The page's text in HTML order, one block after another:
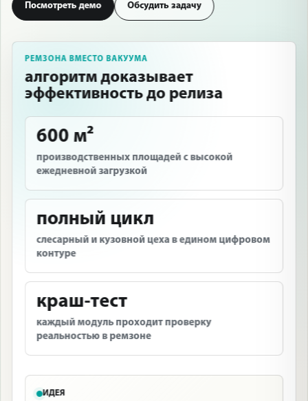
Посмотреть демо Обсудить задачу
РЕМЗОНА ВМЕСТО ВАКУУМА
алгоритм доказывает
эффективность до релиза
600 м²
производственных площадей с высокой
ежедневной загрузкой
полный цикл
слесарный и кузовной цеха в едином цифровом
контуре
краш-тест
каждый модуль проходит проверку
реальностью в ремзоне
ИДЕЯ